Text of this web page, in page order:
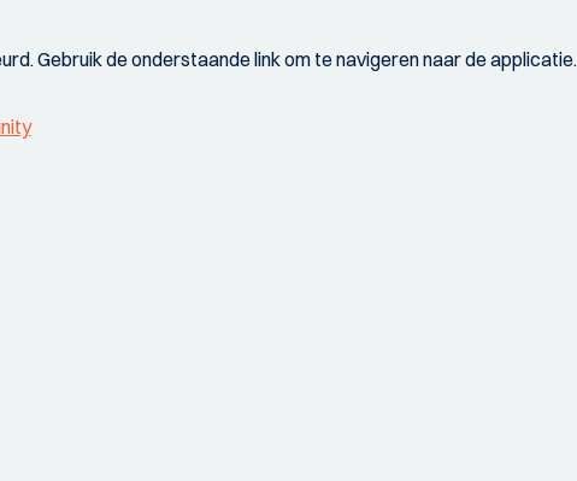
Gebruik de onderstaande link om te navigeren naar de applicatie.